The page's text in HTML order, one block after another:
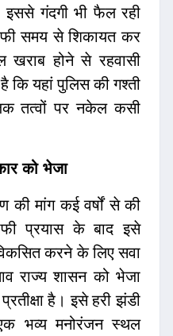
इससे गंदगी भी फैल रही
समय से शिकायत कर
होने से रहवासी
कि यहां पुलिस की गश्ती
तत्वों पर नकेल कसी
को भेजा
की मांग कई वर्षों से की
प्रयास के बाद इसे
करने के लिए सवा
राज्य शासन को भेजा
है। इसे हरी झंडी
भव्य मनोरंजन स्थल